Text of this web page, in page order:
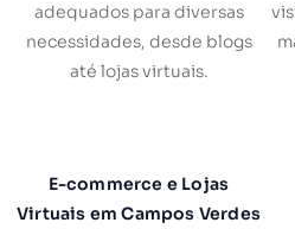
adequados para diversas
necessidades, desde blogs
até lojas virtuais.
E-commerce e Lojas
Virtuais em Campos Verdes